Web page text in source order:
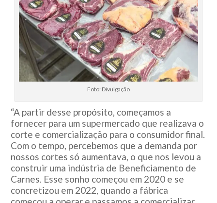
Foto: Divulgação
“A partir desse propósito, começamos a
fornecer para um supermercado que realizava o
corte e comercialização para o consumidor final.
Com o tempo, percebemos que a demanda por
nossos cortes só aumentava, o que nos levou a
construir uma indústria de Beneficiamento de
Carnes. Esse sonho começou em 2020 e se
concretizou em 2022, quando a fábrica